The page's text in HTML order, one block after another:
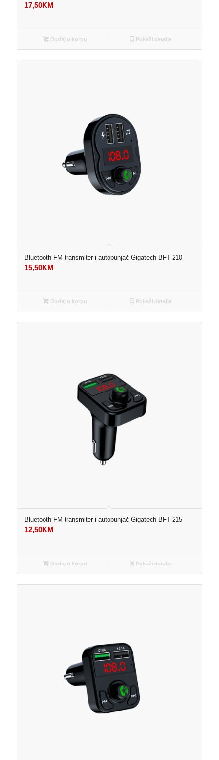
17,50KM
Dodaj u korpu Pokaži detalje
Bluetooth FM transmiter i autopunjač Gigatech BFT-210
15,50KM
Dodaj u korpu Pokaži detalje
Bluetooth FM transmiter i autopunjač Gigatech BFT-215
12,50KM
Dodaj u korpu Pokaži detalje